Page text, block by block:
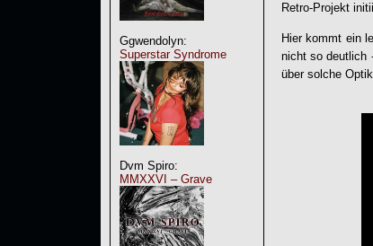
Ggwendolyn:
Superstar Syndrome
Dvm Spiro:
MMXXVI – Grave
Retro-Projekt
Hier kommt ein
nicht so deutlich
über solche